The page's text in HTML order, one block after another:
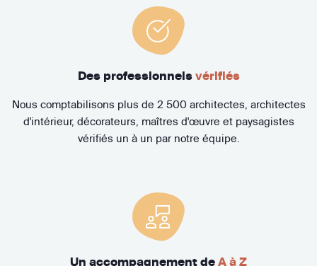
Des professionnels vérifiés
Nous comptabilisons plus de 2 500 architectes, architectes
d'intérieur, décorateurs, maîtres d'œuvre et paysagistes
vérifiés un à un par notre équipe.
Un accompagnement de A à Z